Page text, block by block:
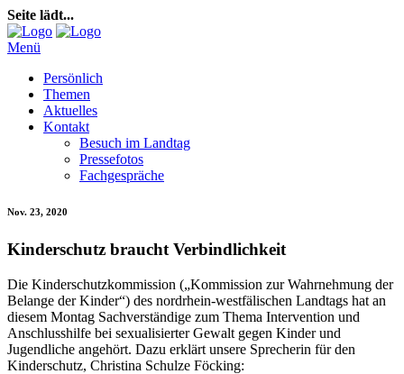
Seite lädt...
Menü
Persönlich
Themen
Aktuelles
Kontakt
Besuch im Landtag
Pressefotos
Fachgespräche
Nov. 23, 2020
Kinderschutz braucht Verbindlichkeit
Die Kinderschutzkommission („Kommission zur Wahrnehmung der
Belange der Kinder“) des nordrhein-westfälischen Landtags hat an
diesem Montag Sachverständige zum Thema Intervention und
Anschlusshilfe bei sexualisierter Gewalt gegen Kinder und
Jugendliche angehört. Dazu erklärt unsere Sprecherin für den
Kinderschutz, Christina Schulze Föcking: